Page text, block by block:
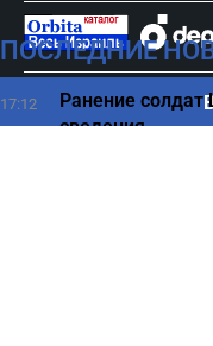
ПОСЛЕДНИЕ
17:12
Ранение
сведения
сursorinfo.co.il ©